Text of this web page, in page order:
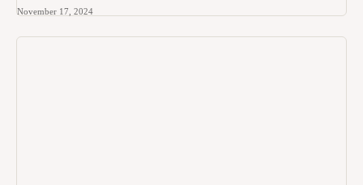
November 17, 2024